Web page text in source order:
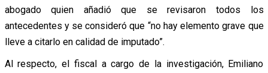
abogado quien añadió que se revisaron todos los
antecedentes y se consideró que “no hay elemento grave que
lleve a citarlo en calidad de imputado”.
Al respecto, el fiscal a cargo de la investigación, Emiliano